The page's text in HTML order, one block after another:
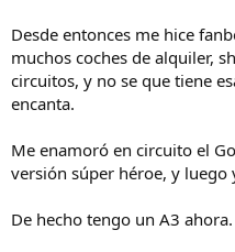
i
l
o
Desde entonces me hice
muchos coches de alquiler,
circuitos, y no se que tiene
encanta.
Me enamoró en circuito el
versión súper héroe, y luego
De hecho tengo un A3 ahora.